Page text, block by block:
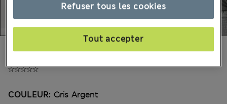
CHF69.90
COULEUR: Gris Argent
Refuser tous les cookies
Tout accepter